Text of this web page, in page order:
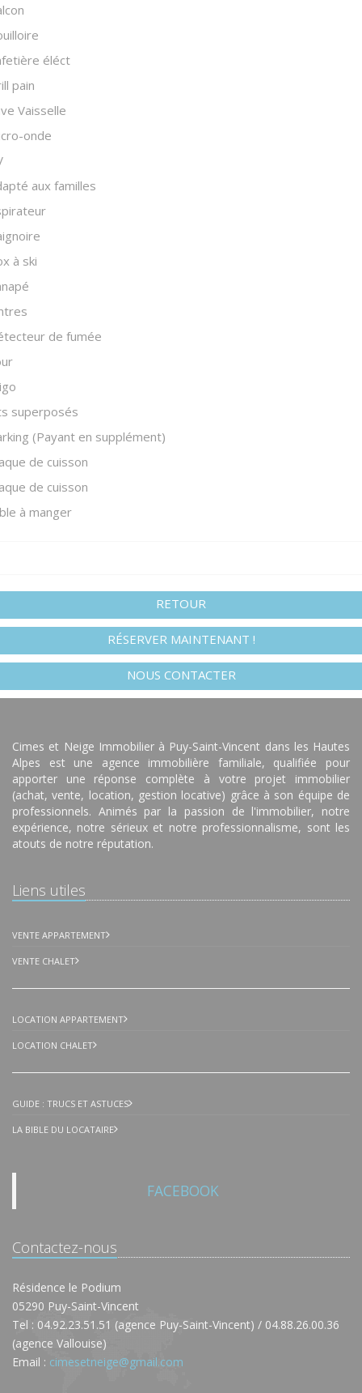
éléct
pain
Vaisselle
onde
aux familles
à ski
de fumée
superposés
(Payant en supplément)
de cuisson
de cuisson
à manger
RETOUR
RÉSERVER MAINTENANT !
NOUS CONTACTER
Cimes et Neige Immobilier à Puy-Saint-Vincent dans les Hautes
Alpes est une agence immobilière familiale, qualifiée pour
apporter une réponse complète à votre projet immobilier
(achat, vente, location, gestion locative) grâce à son équipe de
professionnels. Animés par la passion de l'immobilier, notre
expérience, notre sérieux et notre professionnalisme, sont les
atouts de notre réputation.
Liens utiles
VENTE APPARTEMENT
VENTE CHALET
LOCATION APPARTEMENT
LOCATION CHALET
GUIDE : TRUCS ET ASTUCES
LA BIBLE DU LOCATAIRE
FACEBOOK
Contactez-nous
Résidence le Podium
05290 Puy-Saint-Vincent
Tel : 04.92.23.51.51 (agence Puy-Saint-Vincent) / 04.88.26.00.36
(agence Vallouise)
Email : cimesetneige@gmail.com